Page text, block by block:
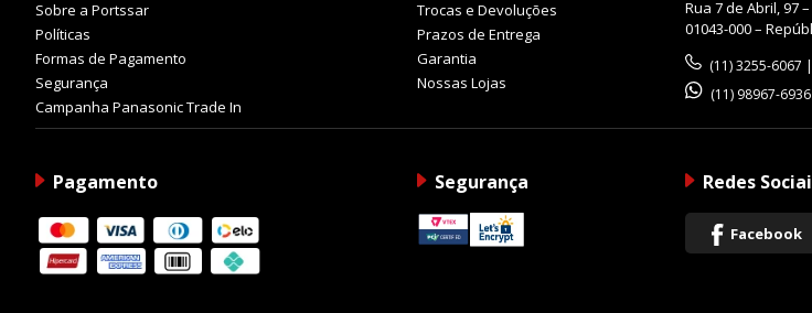
Sobre a Portssar
Políticas
Formas de Pagamento
Segurança
Campanha Panasonic Trade In
Trocas e Devoluções
Prazos de Entrega
Garantia
Nossas Lojas
Rua 7 de Abril, 97
01043-000 –
(11) 3255-6067
(11) 98967-6936
Pagamento Segurança Redes
Facebook